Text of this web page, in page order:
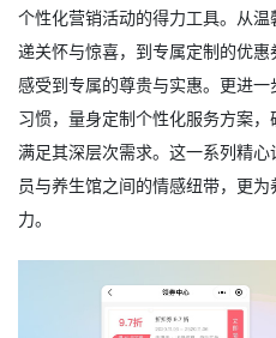
个性化营销活动的得力工具。从
递关怀与惊喜，到专属定制的优
感受到专属的尊贵与实惠。更进
习惯，量身定制个性化服务方案，
满足其深层次需求。这一系列精
员与养生馆之间的情感纽带，更
力。